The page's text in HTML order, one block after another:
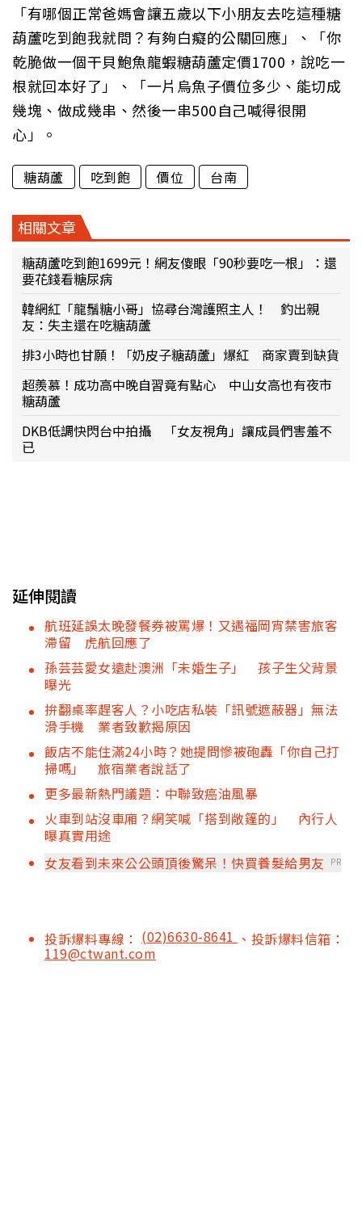
「有哪個正常爸媽會讓五歲以下小朋友去吃這種糖
葫蘆吃到飽我就問？有夠白癡的公關回應」、「你
乾脆做一個干貝鮑魚龍蝦糖葫蘆定價1700，說吃一
根就回本好了」、「一片烏魚子價位多少、能切成
幾塊、做成幾串、然後一串500自己喊得很開
心」。
糖葫蘆 吃到飽 價位 台南
相關文章
糖葫蘆吃到飽1699元！網友傻眼「90秒要吃一根」：還
要花錢看糖尿病
韓網紅「龍鬚糖小哥」協尋台灣護照主人！ 釣出親
友：失主還在吃糖葫蘆
排3小時也甘願！「奶皮子糖葫蘆」爆紅 商家賣到缺貨
超羨慕！成功高中晚自習竟有點心 中山女高也有夜市
糖葫蘆
DKB低調快閃台中拍攝 「女友視角」讓成員們害羞不
已
延伸閱讀
航班延誤太晚發餐券被罵爆！又遇福岡宵禁害旅客
滯留 虎航回應了
孫芸芸愛女遠赴澳洲「未婚生子」 孩子生父背景
曝光
拚翻桌率趕客人？小吃店私裝「訊號遮蔽器」無法
滑手機 業者致歉揭原因
飯店不能住滿24小時？她提問慘被砲轟「你自己打
掃嗎」 旅宿業者說話了
更多最新熱門議題：中聯致癌油風暴
火車到站沒車廂？網笑喊「搭到敞篷的」 內行人
曝真實用途
女友看到未來公公頭頂後驚呆！快買養髮給男友
PR
投訴爆料專線： (02)6630-8641 、投訴爆料信箱：
119@ctwant.com